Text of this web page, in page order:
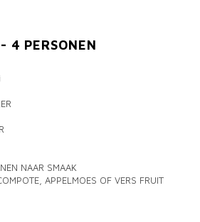
4 PERSONEN
NAAR SMAAK
APPELMOES OF VERS FRUIT